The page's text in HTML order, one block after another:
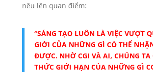
nêu lên quan điểm:
“SÁNG TẠO LUÔN LÀ VIỆC VƯỢT
GIỚI CỦA NHỮNG GÌ CÓ THỂ
ĐƯỢC. NHỜ CGI VÀ AI, CHÚNG TA
THỨC GIỚI HẠN CỦA NHỮNG GÌ